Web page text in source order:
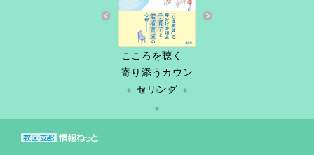
こころを聴く
寄り添うカウン
セリング